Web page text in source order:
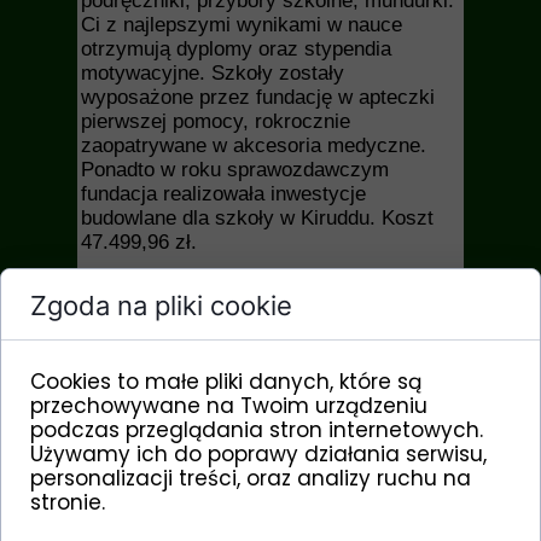
Ci z najlepszymi wynikami w nauce
otrzymują dyplomy oraz stypendia
motywacyjne. Szkoły zostały
wyposażone przez fundację w apteczki
pierwszej pomocy, rokrocznie
zaopatrywane w akcesoria medyczne.
Ponadto w roku sprawozdawczym
fundacja realizowała inwestycje
budowlane dla szkoły w Kiruddu. Koszt
47.499,96 zł.
• Zakończono VIII edycję akcji „Jedno
człowieczeństwo”, polegającej na
podarowaniu przynajmniej 1 pakietu na
dla jednego głodującego dziecka).
Darczyńcy akcji otrzymują certyfikaty
podstemplowane przez misyjny ośrodek
zdrowia w Afryce, w tym roku przez
placówkę w Djouth (Kamerun). Certyfikat
nr 1 otrzymał
Zgoda na pliki cookie
Cookies to małe pliki danych, które są
przechowywane na Twoim urządzeniu
podczas przeglądania stron internetowych.
Używamy ich do poprawy działania serwisu,
personalizacji treści, oraz analizy ruchu na
stronie.